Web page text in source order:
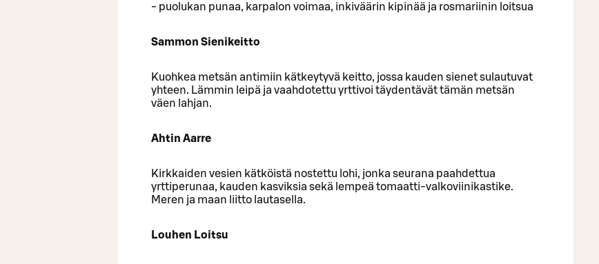
- puolukan punaa, karpalon voimaa, inkiväärin kipinää ja rosmariinin loitsua
Sammon Sienikeitto
Kuohkea metsän antimiin kätkeytyvä keitto, jossa kauden sienet sulautuvat
yhteen. Lämmin leipä ja vaahdotettu yrttivoi täydentävät tämän metsän
väen lahjan.
Ahtin Aarre
Kirkkaiden vesien kätköistä nostettu lohi, jonka seurana paahdettua
yrttiperunaa, kauden kasviksia sekä lempeä tomaatti-valkoviinikastike.
Meren ja maan liitto lautasella.
Louhen Loitsu